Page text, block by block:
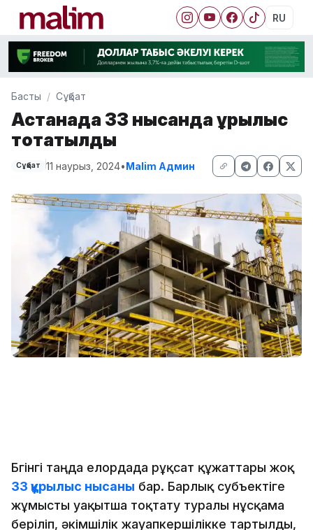
RU
Басты Сұқбат
Астанада 33 нысанда құрылыс
тоқтатылды
Сұқбат 11 наурыз, 2024•Malim Админ
Бүгінгі таңда елордада рұқсат құжаттары жоқ
33 құрылыс нысаны бар. Барлық субъектіге
жұмысты уақытша тоқтату туралы нұсқама
беріліп, әкімшілік жауапкершілікке тартылды,